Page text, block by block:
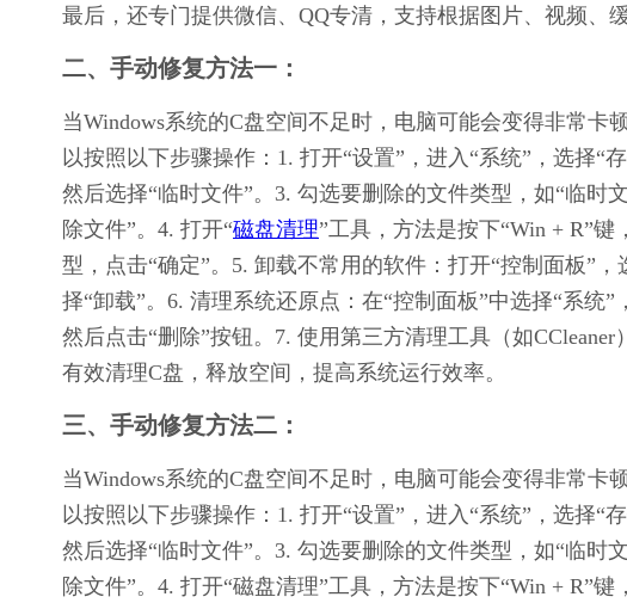
最后，还专门提供微信、QQ专清，支持根据图片、视频、
二、手动修复方法一：
当Windows系统的C盘空间不足时，电脑可能会变得非常
以按照以下步骤操作：1. 打开“设置”，进入“系统”，选择“
然后选择“临时文件”。3. 勾选要删除的文件类型，如“临时
除文件”。4. 打开“磁盘清理”工具，方法是按下“Win + R”键
型，点击“确定”。5. 卸载不常用的软件：打开“控制面板”
择“卸载”。6. 清理系统还原点：在“控制面板”中选择“系统”
然后点击“删除”按钮。7. 使用第三方清理工具（如
有效清理C盘，释放空间，提高系统运行效率。
三、手动修复方法二：
当Windows系统的C盘空间不足时，电脑可能会变得非常
以按照以下步骤操作：1. 打开“设置”，进入“系统”，选择“
然后选择“临时文件”。3. 勾选要删除的文件类型，如“临时
除文件”。4. 打开“磁盘清理”工具，方法是按下“Win + R”